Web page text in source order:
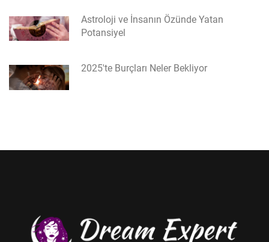
Astroloji ve İnsanın Özünde Yatan
Potansiyel
2025'te Burçları Neler Bekliyor